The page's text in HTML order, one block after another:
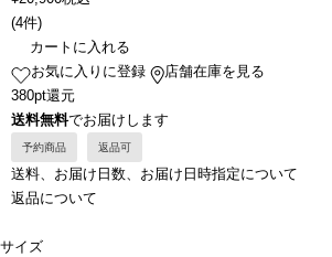
(4件)
カートに入れる
お気に入りに登録
店舗在庫を見る
380pt還元
送料無料でお届けします
予約商品 返品可
送料、お届け日数、お届け日時指定について
返品について
サイズ